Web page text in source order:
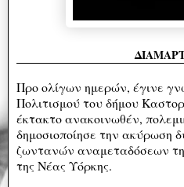
Προ ολίγων ημερών, έγινε
Πολιτισμού του δήμου
έκτακτο ανακοινωθέν,
δημοσιοποίησε την ακύρωση
ζωντανών αναμεταδόσεων
της Νέας Υόρκης.